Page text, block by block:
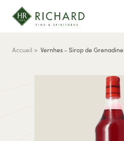
Aller au contenu principal
Fil d'Ariane
Accueil Vernhes - Sirop de Grenadine